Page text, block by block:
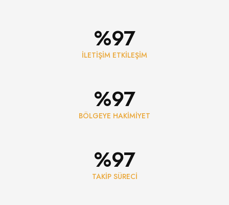
%100
İLETİŞİM ETKİLEŞİM
%100
BÖLGEYE HAKİMİYET
%100
TAKİP SÜRECİ